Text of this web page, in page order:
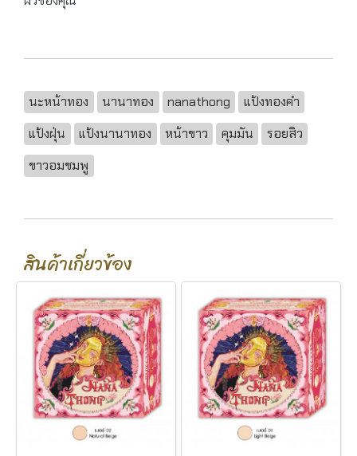
นะหน้าทอง นานาทอง nanathong
แป้งทองคำ
แป้งฝุ่น
แป้งนานาทอง หน้าขาว คุมมัน
รอยสิว
ขาวอมชมพู
สินค้าเกี่ยวข้อง